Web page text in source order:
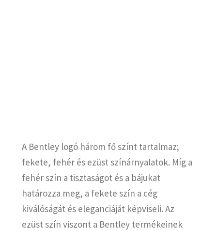
A Bentley logó három fő színt tartalmaz;
fekete, fehér és ezüst színárnyalatok. Míg a
fehér szín a tisztaságot és a bájukat
határozza meg, a fekete szín a cég
kiválóságát és eleganciáját képviseli. Az
ezüst szín viszont a Bentley termékeinek